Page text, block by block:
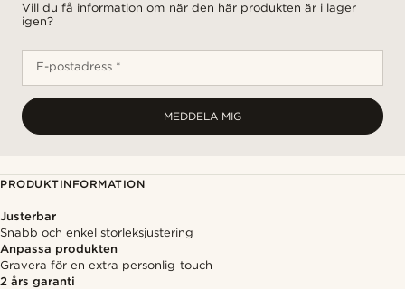
Vill du få information om när den här produkten är i lager
igen?
E-postadress *
MEDDELA MIG
PRODUKTINFORMATION
Justerbar
Snabb och enkel storleksjustering
Anpassa produkten
Gravera för en extra personlig touch
2 års garanti